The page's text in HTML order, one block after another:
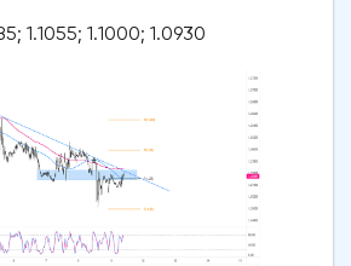
1.1055; 1.1000; 1.0930